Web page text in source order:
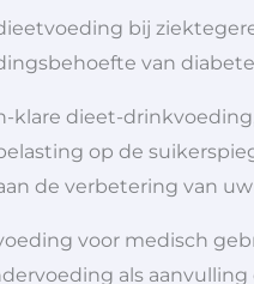
bij
van
klare dieet-
op de
de verbetering van
voor medisch
als